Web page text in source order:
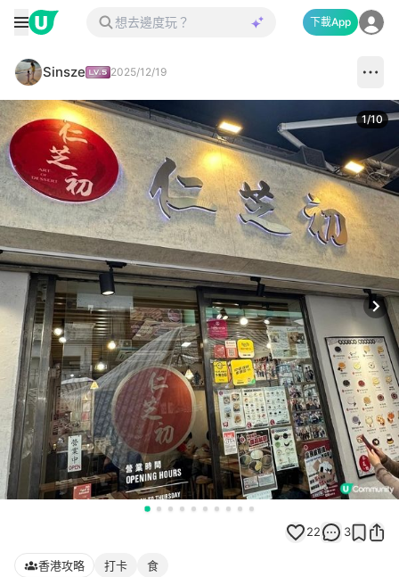
下載App
Sinsze 2025/12/19
1/10
22 3
香港攻略 打卡 食